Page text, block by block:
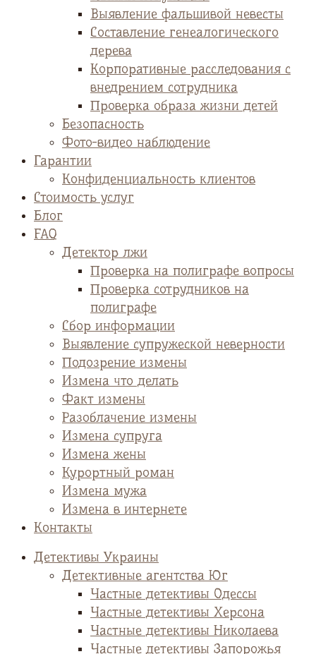
Выявление фальшивой невесты
Cоставление генеалогического
дерева
Корпоративные расследования с
внедрением сотрудника
Проверка образа жизни детей
Безопасность
Фото-видео наблюдение
Гарантии
Конфиденциальность клиентов
Стоимость услуг
Блог
FAQ
Детектор лжи
Проверка на полиграфе вопросы
Проверка сотрудников на
полиграфе
Сбор информации
Выявление супружеской неверности
Подозрение измены
Измена что делать
Факт измены
Разоблачение измены
Измена супруга
Измена жены
Курортный роман
Измена мужа
Измена в интернете
Контакты
Детективы Украины
Детективные агентства Юг
Частные детективы Одессы
Частные детективы Херсона
Частные детективы Николаева
Частные детективы Запорожья